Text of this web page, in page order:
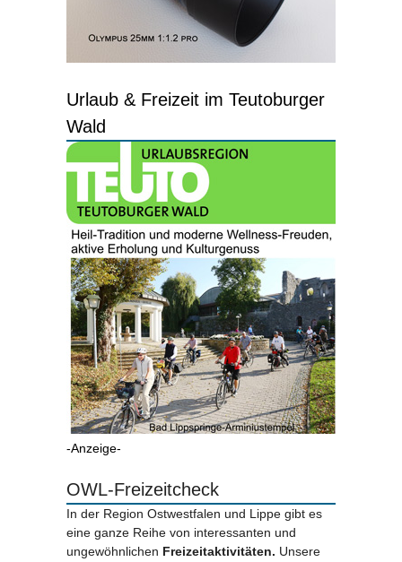
Urlaub & Freizeit im Teutoburger
Wald
-Anzeige-
OWL-Freizeitcheck
In der Region Ostwestfalen und Lippe gibt es
eine ganze Reihe von interessanten und
ungewöhnlichen Freizeitaktivitäten. Unsere